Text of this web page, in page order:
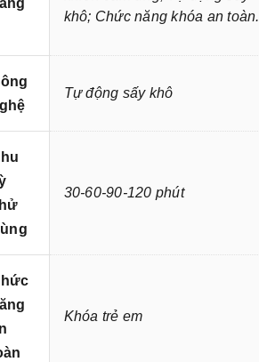
khô; Chức năng khóa an toàn.
Tự động sấy khô
30-60-90-120 phút
Khóa trẻ em